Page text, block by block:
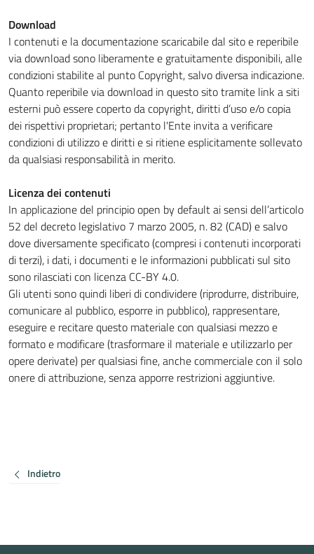
Download
I contenuti e la documentazione scaricabile dal sito e reperibile
via download sono liberamente e gratuitamente disponibili, alle
condizioni stabilite al punto Copyright, salvo diversa indicazione.
Quanto reperibile via download in questo sito tramite link a siti
esterni può essere coperto da copyright, diritti d’uso e/o copia
dei rispettivi proprietari; pertanto l'Ente invita a verificare
condizioni di utilizzo e diritti e si ritiene esplicitamente sollevato
da qualsiasi responsabilità in merito.
Licenza dei contenuti
In applicazione del principio open by default ai sensi dell’articolo
52 del decreto legislativo 7 marzo 2005, n. 82 (CAD) e salvo
dove diversamente specificato (compresi i contenuti incorporati
di terzi), i dati, i documenti e le informazioni pubblicati sul sito
sono rilasciati con licenza CC-BY 4.0.
Gli utenti sono quindi liberi di condividere (riprodurre, distribuire,
comunicare al pubblico, esporre in pubblico), rappresentare,
eseguire e recitare questo materiale con qualsiasi mezzo e
formato e modificare (trasformare il materiale e utilizzarlo per
opere derivate) per qualsiasi fine, anche commerciale con il solo
onere di attribuzione, senza apporre restrizioni aggiuntive.
Indietro